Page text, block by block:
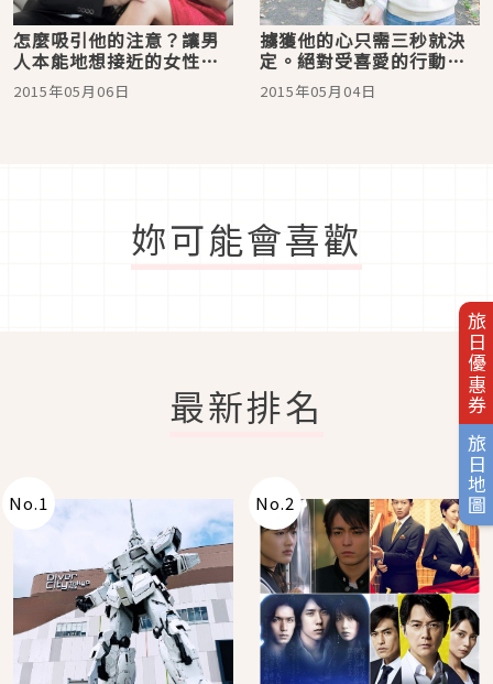
旅日優惠券
旅日地圖
怎麼吸引他的注意？讓男
人本能地想接近的女性三
大特徵
2015年05月06日
擄獲他的心只需三秒就決
定。絕對受喜愛的行動
「勾勾手」是？
2015年05月04日
妳可能會喜歡
最新排名
No.1 No.2